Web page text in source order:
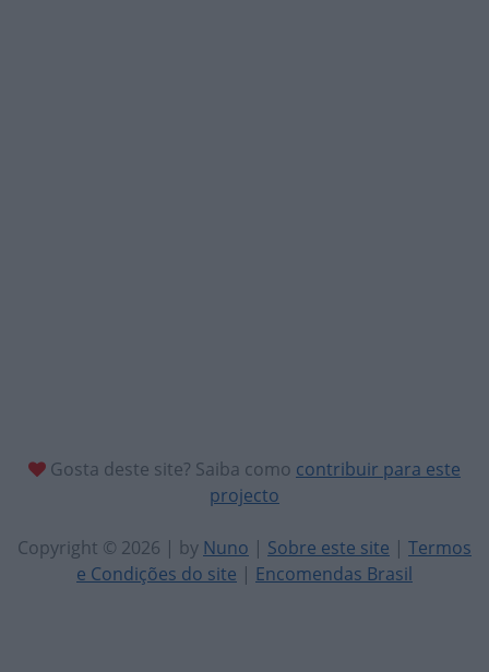
Gosta deste site? Saiba como contribuir para este
projecto
Copyright © 2026 | by Nuno | Sobre este site | Termos
e Condições do site | Encomendas Brasil